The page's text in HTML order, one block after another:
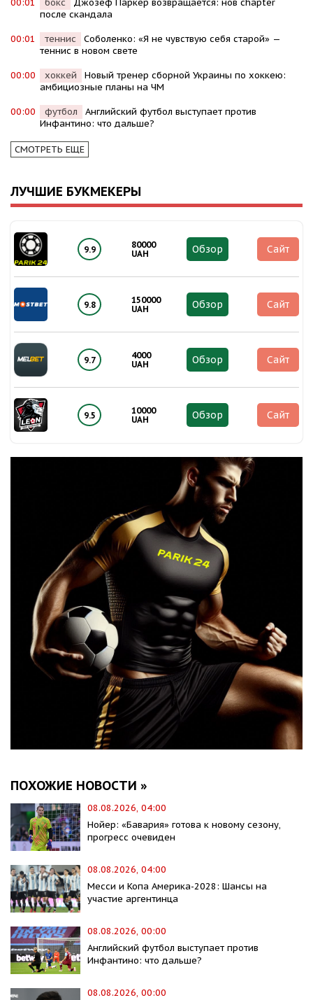
00:01 бокс
Джозеф Паркер возвращается: нов chapter
после скандала
00:01 теннис
Соболенко: «Я не чувствую себя старой» —
теннис в новом свете
00:00 хоккей
Новый тренер сборной Украины по хоккею:
амбициозные планы на ЧМ
00:00 футбол
Английский футбол выступает против
Инфантино: что дальше?
СМОТРЕТЬ ЕЩЕ
ЛУЧШИЕ БУКМЕКЕРЫ
9.9
80000
UAH
Обзор Сайт
9.8
150000
UAH
Обзор Сайт
9.7
4000
UAH
Обзор Сайт
9.5
10000
UAH
Обзор Сайт
ПОХОЖИЕ НОВОСТИ »
08.08.2026, 04:00
Нойер: «Бавария» готова к новому сезону,
прогресс очевиден
08.08.2026, 04:00
Месси и Копа Америка-2028: Шансы на
участие аргентинца
08.08.2026, 00:00
Английский футбол выступает против
Инфантино: что дальше?
08.08.2026, 00:00